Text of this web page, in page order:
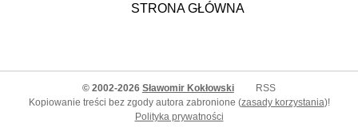
STRONA GŁÓWNA
© 2002-2026 Sławomir Kokłowski
RSS
Kopiowanie treści bez zgody autora zabronione (zasady korzystania)!
Polityka prywatności